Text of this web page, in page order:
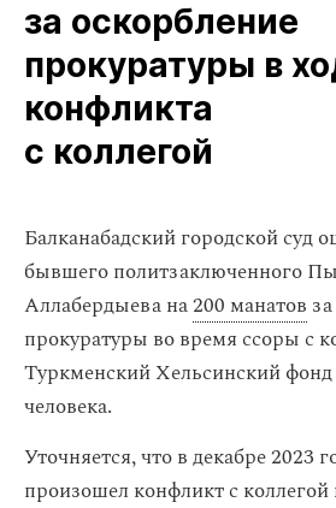
за оскорбление
прокуратуры в
конфликта
с коллегой
Балканабадский городской суд
бывшего политзаключенного
Аллабердыева на200 манатов
прокуратуры во время ссоры с
Туркменский Хельсинский
человека.
Уточняется, что в декабре 2023
произошел конфликт с